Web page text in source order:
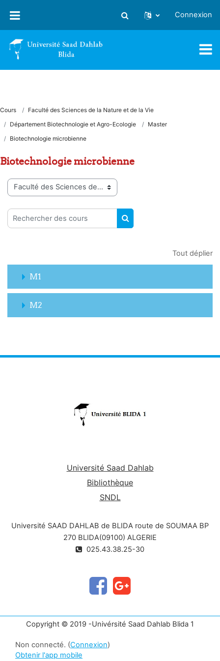
Activer/désactiver la saisie
Connexion
Cours
Faculté des Sciences de la Nature et de la Vie
Département Biotechnologie et Agro-Ecologie
Master
Biotechnologie microbienne
Biotechnologie microbienne
Catégories de cours
Rechercher des cours
RECHERCHER DES
Tout déplier
M1
M2
Université Saad Dahlab
Bibliothèque
SNDL
Université SAAD DAHLAB de BLIDA route de SOUMAA BP
270 BLIDA(09100) ALGERIE
025.43.38.25-30
Copyright © 2019 -Univérsité Saad Dahlab Blida 1
Non connecté. (Connexion)
Obtenir l'app mobile